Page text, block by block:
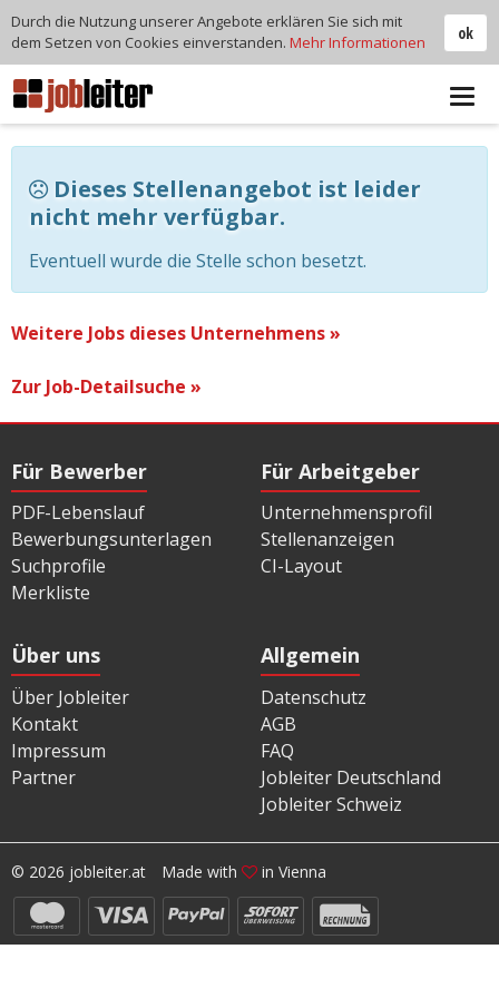
Dieses Stellenangebot ist leider
nicht mehr verfügbar.
Eventuell wurde die Stelle schon besetzt.
Weitere Jobs dieses Unternehmens »
Zur Job-Detailsuche »
Für Bewerber
PDF-Lebenslauf
Bewerbungsunterlagen
Suchprofile
Merkliste
Für Arbeitgeber
Unternehmensprofil
Stellenanzeigen
CI-Layout
Über uns
Über Jobleiter
Kontakt
Impressum
Partner
Allgemein
Datenschutz
AGB
FAQ
Jobleiter Deutschland
Jobleiter Schweiz
© 2026 jobleiter.at Made with in Vienna
ok
Durch die Nutzung unserer Angebote erklären Sie sich mit
dem Setzen von Cookies einverstanden. Mehr Informationen